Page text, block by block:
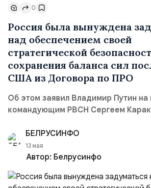
0
Россия была вынуждена
над обеспечением своей
стратегической
сохранения баланса сил
США из Договора по ПРО
Об этом заявил Владимир Путин на встрече с
командующим РВСН Сергеем
БЕЛРУСИНФО
13 мая
Автор: Белрусинфо